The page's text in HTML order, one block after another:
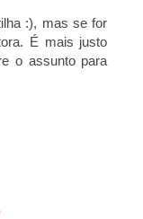
:), mas se for
É mais justo
o assunto para